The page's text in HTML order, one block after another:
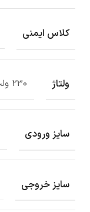
کلاس ایمنی
ولتاژ 230 ولت, تکفاز
سایز ورودی
سایز خروجی